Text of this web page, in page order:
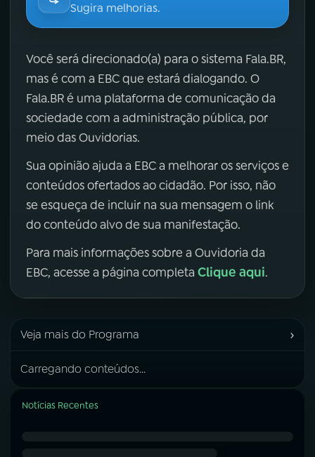
Sugira melhorias.
Você será direcionado(a) para o sistema Fala.BR,
mas é com a EBC que estará dialogando. O
Fala.BR é uma plataforma de comunicação da
sociedade com a administração pública, por
meio das Ouvidorias.
Sua opinião ajuda a EBC a melhorar os serviços e
conteúdos ofertados ao cidadão. Por isso, não
se esqueça de incluir na sua mensagem o link
do conteúdo alvo de sua manifestação.
Para mais informações sobre a Ouvidoria da
EBC, acesse a página completa Clique aqui.
Veja mais do Programa ›
Carregando conteúdos...
Notícias Recentes